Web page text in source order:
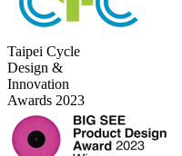
Taipei Cycle
Design &
Innovation
Awards 2023